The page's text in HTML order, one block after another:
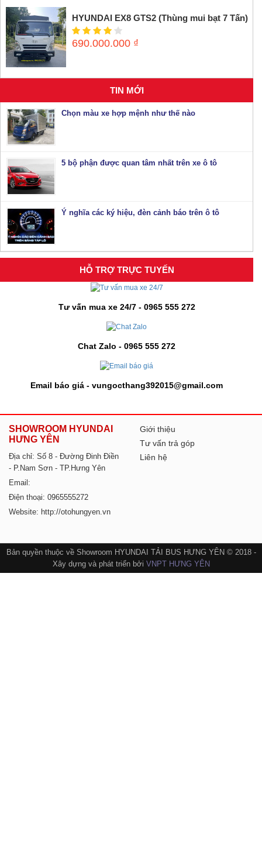
HYUNDAI EX8 GTS2 (Thùng mui bạt 7 Tấn)
690.000.000 ₫
TIN MỚI
Chọn màu xe hợp mệnh như thế nào
5 bộ phận được quan tâm nhất trên xe ô tô
Ý nghĩa các ký hiệu, đèn cảnh báo trên ô tô
HỖ TRỢ TRỰC TUYẾN
Tư vấn mua xe 24/7 - 0965 555 272
Chat Zalo - 0965 555 272
Email báo giá - vungocthang392015@gmail.com
SHOWROOM HYUNDAI
HƯNG YÊN
Địa chỉ: Số 8 - Đường Đinh Điền
- P.Nam Sơn - TP.Hưng Yên
Email:
Điện thoại: 0965555272
Website: http://otohungyen.vn
Giới thiệu
Tư vấn trả góp
Liên hệ
Bản quyền thuộc về Showroom HYUNDAI TẢI BUS HƯNG YÊN © 2018 -
Xây dựng và phát triển bởi VNPT HƯNG YÊN